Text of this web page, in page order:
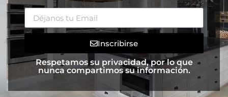
Inscribirse
Respetamos su privacidad, por lo que
nunca compartimos su información.